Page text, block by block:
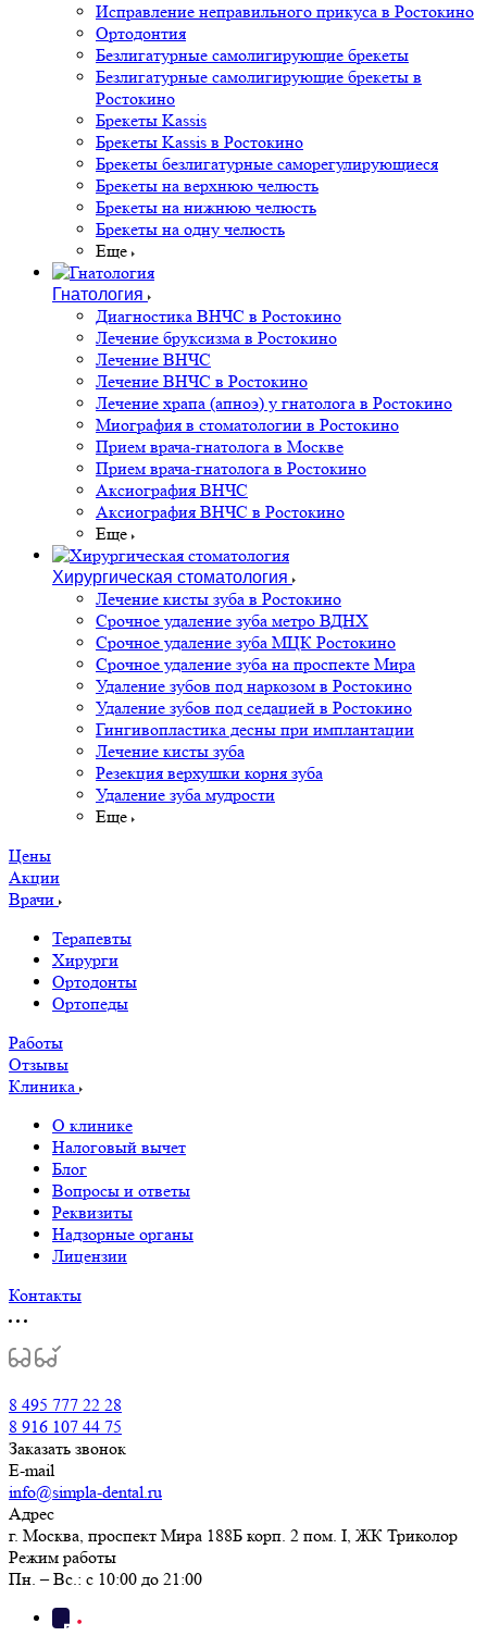
Исправление неправильного прикуса в Ростокино
Ортодонтия
Безлигатурные самолигирующие брекеты
Безлигатурные самолигирующие брекеты в
Ростокино
Брекеты Kassis
Брекеты Kassis в Ростокино
Брекеты безлигатурные саморегулирующиеся
Брекеты на верхнюю челюсть
Брекеты на нижнюю челюсть
Брекеты на одну челюсть
Еще
Гнатология
Диагностика ВНЧС в Ростокино
Лечение бруксизма в Ростокино
Лечение ВНЧС
Лечение ВНЧС в Ростокино
Лечение храпа (апноэ) у гнатолога в Ростокино
Миография в стоматологии в Ростокино
Прием врача-гнатолога в Москве
Прием врача-гнатолога в Ростокино
Аксиография ВНЧС
Аксиография ВНЧС в Ростокино
Еще
Хирургическая стоматология
Лечение кисты зуба в Ростокино
Срочное удаление зуба метро ВДНХ
Срочное удаление зуба МЦК Ростокино
Срочное удаление зуба на проспекте Мира
Удаление зубов под наркозом в Ростокино
Удаление зубов под седацией в Ростокино
Гингивопластика десны при имплантации
Лечение кисты зуба
Резекция верхушки корня зуба
Удаление зуба мудрости
Еще
Цены
Акции
Врачи
Терапевты
Хирурги
Ортодонты
Ортопеды
Работы
Отзывы
Клиника
О клинике
Налоговый вычет
Блог
Вопросы и ответы
Реквизиты
Надзорные органы
Лицензии
Контакты
8 495 777 22 28
8 916 107 44 75
Заказать звонок
E-mail
info@simpla-dental.ru
Адрес
г. Москва, проспект Мира 188Б корп. 2 пом. I, ЖК Триколор
Режим работы
Пн. – Вс.: с 10:00 до 21:00